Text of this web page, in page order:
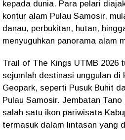
kepada dunia. Para pelari
kontur alam Pulau Samosir,
danau, perbukitan, hutan,
menyuguhkan panorama alam
Trail of The Kings UTMB 2026
sejumlah destinasi unggulan di
Geopark, seperti Pusuk Buhit
Pulau Samosir. Jembatan
salah satu ikon pariwisata
termasuk dalam lintasan yang